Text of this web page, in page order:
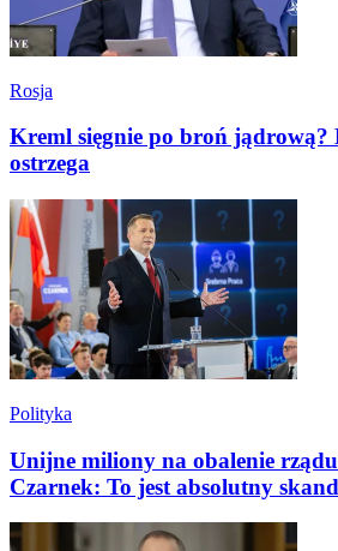
Rosja
Kreml sięgnie po broń
ostrzega
Polityka
Unijne miliony na obalenie
Czarnek: To jest absolutny